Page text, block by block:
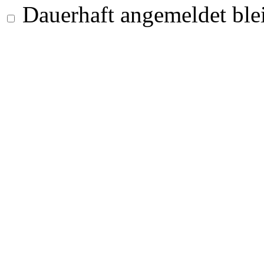
Dauerhaft angemeldet